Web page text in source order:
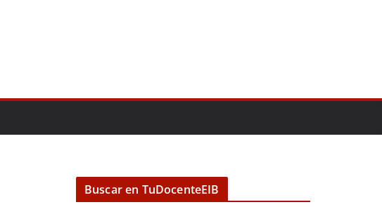
Buscar en TuDocenteEIB